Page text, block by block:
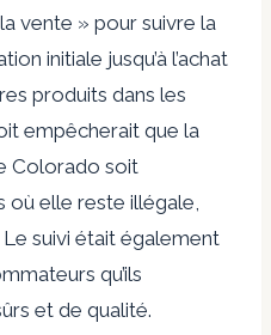
vente » pour suivre la
initiale jusqu’à l’achat
produits dans les
empêcherait que la
Colorado soit
elle reste illégale,
suivi était également
qu’ils
et de qualité.